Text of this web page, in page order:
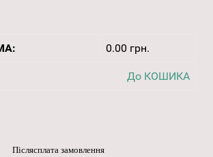
0.00 грн.
До КОШИКА
Післясплата замовлення